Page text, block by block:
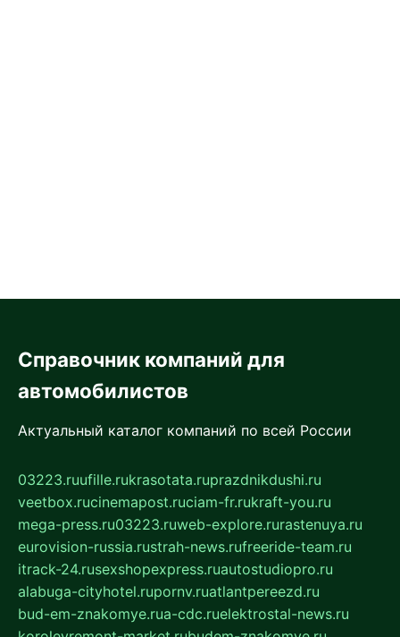
Справочник компаний для
автомобилистов
Актуальный каталог компаний по всей России
03223.ruufille.rukrasotata.ruprazdnikdushi.ru
veetbox.rucinemapost.ruciam-fr.rukraft-you.ru
mega-press.ru03223.ruweb-explore.rurastenuya.ru
eurovision-russia.rustrah-news.rufreeride-team.ru
itrack-24.rusexshopexpress.ruautostudiopro.ru
alabuga-cityhotel.rupornv.ruatlantpereezd.ru
bud-em-znakomye.rua-cdc.ruelektrostal-news.ru